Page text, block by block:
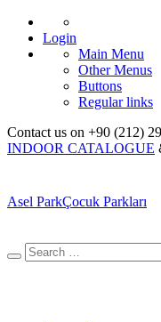
Login
Main Menu
Other Menus
Buttons
Regular links
Contact us on +90 (212)
INDOOR CATALOGUE
Asel ParkÇocuk Parkları